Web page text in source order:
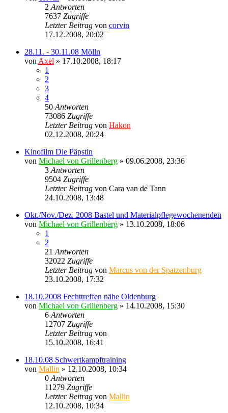
2Antworten
7637 Zugriffe
Letzter Beitrag von corvin
17.12.2008, 20:02
28.11. - 30.11.08 Mölln
vonAxel » 17.10.2008, 18:17
1
2
3
4
50Antworten
73086 Zugriffe
Letzter Beitrag von Hakon
02.12.2008, 20:24
Kinofilm Die Päpstin
von Michael von Grillenberg » 09.06.2008, 23:36
3Antworten
9504 Zugriffe
Letzter Beitrag von Cara van de Tann
24.10.2008, 13:48
Okt./Nov./Dez. 2008 Bastel und Materialpflegewochenenden
von Michael von Grillenberg » 13.10.2008, 18:06
1
2
21Antworten
32022 Zugriffe
Letzter Beitrag von Marcus von der Spatzenburg
23.10.2008, 17:32
18.10.2008 Fechttreffen nähe Oldenburg
von Michael von Grillenberg » 14.10.2008, 15:30
6Antworten
12707 Zugriffe
Letzter Beitrag von
15.10.2008, 16:41
18.10.08 Schwertkampftraining
von Mallin » 12.10.2008, 10:34
0Antworten
11279 Zugriffe
Letzter Beitrag von Mallin
12.10.2008, 10:34